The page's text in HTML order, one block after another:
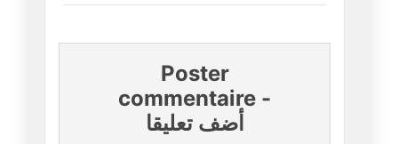
Poster
commentaire -
أضف تعليقا